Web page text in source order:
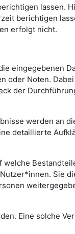
lassen.
berichtigen
erfolgt nicht.
eingegebenen
oder Noten.
der
werden an
detaillierte
Sie
Eine solche